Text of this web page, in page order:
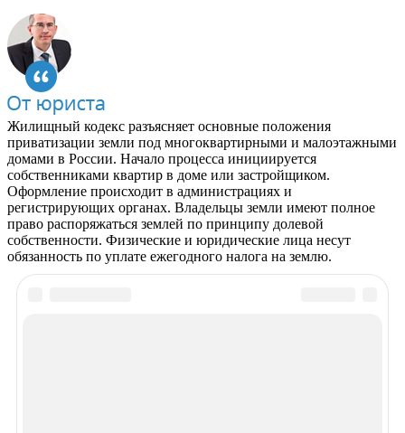
Жилищный кодекс разъясняет основные положения
приватизации земли под многоквартирными и малоэтажными
домами в России. Начало процесса инициируется
собственниками квартир в доме или застройщиком.
Оформление происходит в администрациях и
регистрирующих органах. Владельцы земли имеют полное
право распоряжаться землей по принципу долевой
собственности. Физические и юридические лица несут
обязанность по уплате ежегодного налога на землю.